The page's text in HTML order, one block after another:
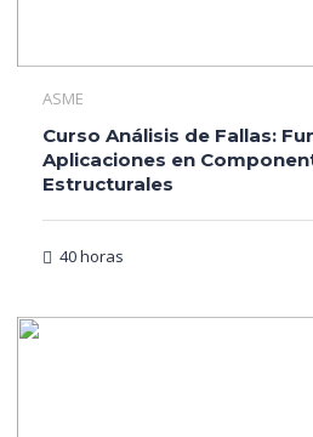
ASME
Curso Análisis de Fallas:
Aplicaciones en
Estructurales
40 horas